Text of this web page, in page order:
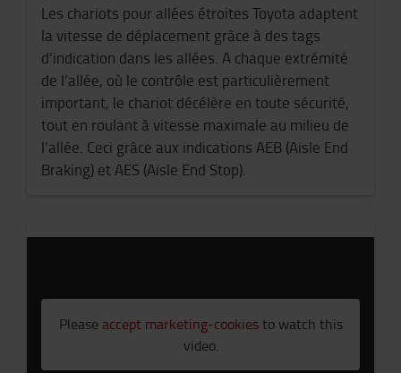
Les chariots pour allées étroites Toyota adaptent
la vitesse de déplacement grâce à des tags
d’indication dans les allées. A chaque extrémité
de l’allée, où le contrôle est particulièrement
important, le chariot décélère en toute sécurité,
tout en roulant à vitesse maximale au milieu de
l'allée. Ceci grâce aux indications AEB (Aisle End
Braking) et AES (Aisle End Stop).
Please accept marketing-cookiesto watch this
video.